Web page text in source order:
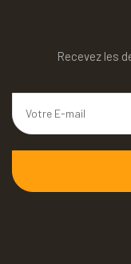
Recevez les